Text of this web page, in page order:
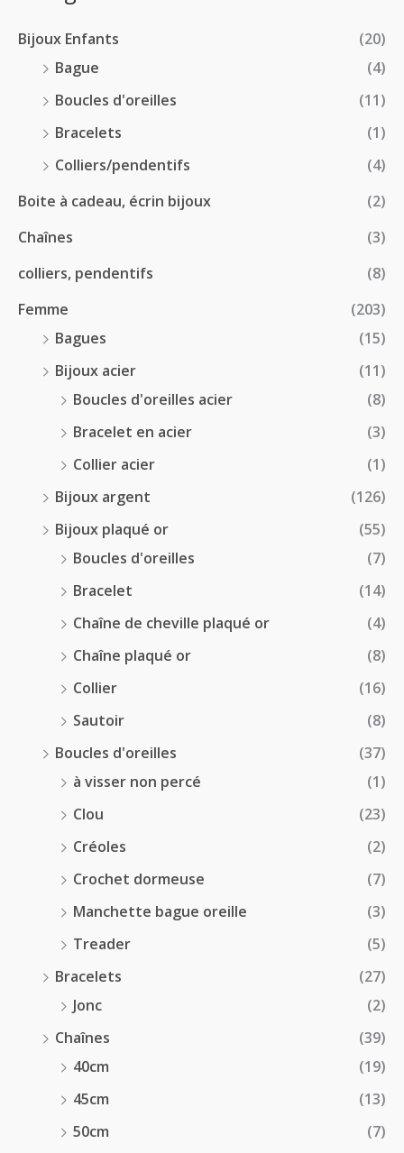
.0
Bijoux Enfants
(20)
Bague
(4)
Boucles d'oreilles
(11)
Bracelets
(1)
Colliers/pendentifs
(4)
Boite à cadeau, écrin bijoux
(2)
Chaînes
(3)
colliers, pendentifs
(8)
Femme
(203)
Bagues
(15)
Bijoux acier
(11)
Boucles d'oreilles acier
(8)
Bracelet en acier
(3)
Collier acier
(1)
Bijoux argent
(126)
Bijoux plaqué or
(55)
Boucles d'oreilles
(7)
Bracelet
(14)
Chaîne de cheville plaqué or
(4)
Chaîne plaqué or
(8)
Collier
(16)
Sautoir
(8)
Boucles d'oreilles
(37)
à visser non percé
(1)
Clou
(23)
Créoles
(2)
Crochet dormeuse
(7)
Manchette bague oreille
(3)
Treader
(5)
Bracelets
(27)
Jonc
(2)
Chaînes
(39)
40cm
(19)
45cm
(13)
50cm
(7)